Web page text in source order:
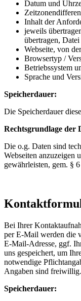
Datum und
Inhalt der
jeweils
übertragen,
Webseite, von
Browsertyp /
Betriebssystem
Sprache und
Speicherdauer:
Die Speicherdauer
Rechtsgrundlage der
Die o.g. Daten sind
Webseiten anzuzeigen
gewährleisten, gem. §
Bei Ihrer
per E-Mail werden die
E-Mail-Adresse, ggf.
uns gespeichert, um
notwendige
Angaben sind freiwillig.
Speicherdauer: